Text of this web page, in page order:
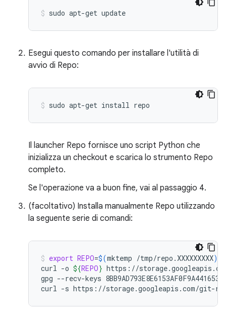
sudo apt-get update
Esegui questo comando per installare l'utilità di
avvio di Repo:
sudo apt-get install repo
Il launcher Repo fornisce uno script Python che
inizializza un checkout e scarica lo strumento Repo
completo.
Se l'operazione va a buon fine, vai al passaggio 4.
(facoltativo) Installa manualmente Repo utilizzando
la seguente serie di comandi:
export REPO=$(mktemp /tmp/repo.XXXXXXXXX)
curl -o ${REPO} https://
gpg --recv-keys
curl -s https://storage.googleapis.com/git-